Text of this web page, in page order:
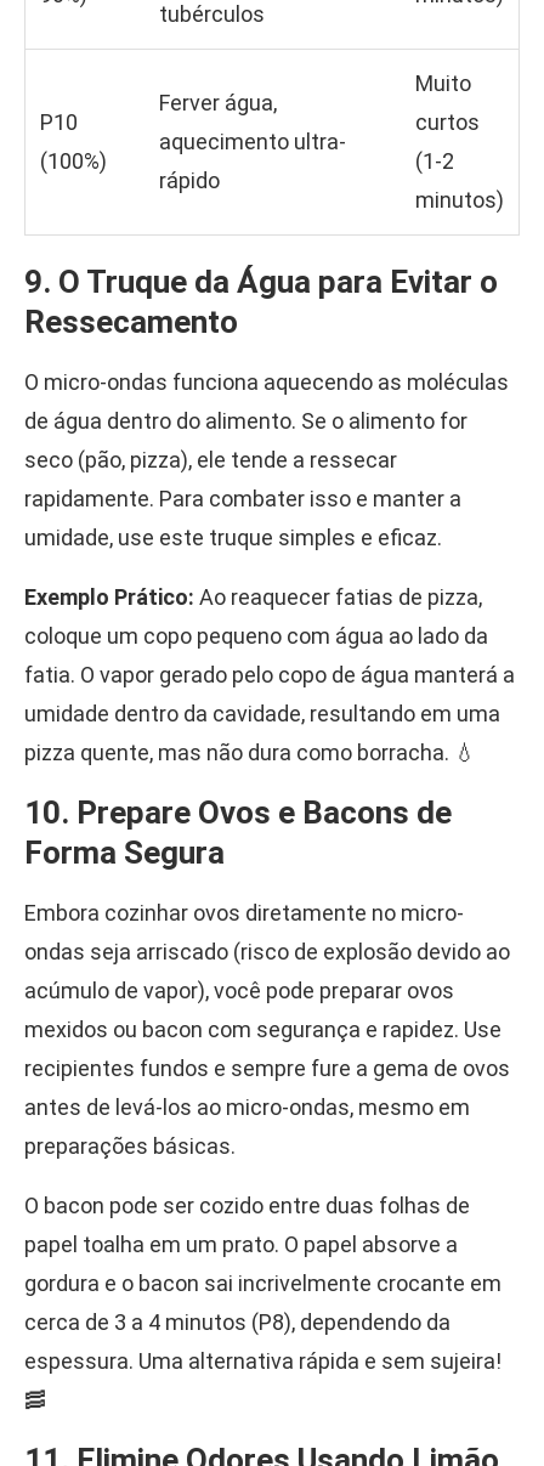
tubérculos
P10
(100%)
Ferver água,
aquecimento ultra-
rápido
Muito
curtos
(1-2
minutos)
9. O Truque da Água para Evitar o
Ressecamento
O micro-ondas funciona aquecendo as moléculas
de água dentro do alimento. Se o alimento for
seco (pão, pizza), ele tende a ressecar
rapidamente. Para combater isso e manter a
umidade, use este truque simples e eficaz.
Exemplo Prático: Ao reaquecer fatias de pizza,
coloque um copo pequeno com água ao lado da
fatia. O vapor gerado pelo copo de água manterá a
umidade dentro da cavidade, resultando em uma
pizza quente, mas não dura como borracha. 💧
10. Prepare Ovos e Bacons de
Forma Segura
Embora cozinhar ovos diretamente no micro-
ondas seja arriscado (risco de explosão devido ao
acúmulo de vapor), você pode preparar ovos
mexidos ou bacon com segurança e rapidez. Use
recipientes fundos e sempre fure a gema de ovos
antes de levá-los ao micro-ondas, mesmo em
preparações básicas.
O bacon pode ser cozido entre duas folhas de
papel toalha em um prato. O papel absorve a
gordura e o bacon sai incrivelmente crocante em
cerca de 3 a 4 minutos (P8), dependendo da
espessura. Uma alternativa rápida e sem sujeira!
🥓